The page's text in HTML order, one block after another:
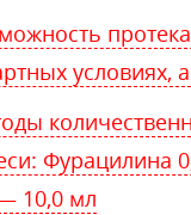
условиях,
Фурацилина
10,0 мл